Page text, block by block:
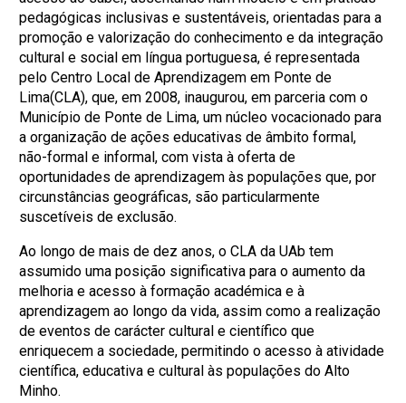
pedagógicas inclusivas e sustentáveis, orientadas para a
promoção e valorização do conhecimento e da integração
cultural e social em língua portuguesa, é representada
pelo Centro Local de Aprendizagem em Ponte de
Lima(CLA), que, em 2008, inaugurou, em parceria com o
Município de Ponte de Lima, um núcleo vocacionado para
a organização de ações educativas de âmbito formal,
não-formal e informal, com vista à oferta de
oportunidades de aprendizagem às populações que, por
circunstâncias geográficas, são particularmente
suscetíveis de exclusão.
Ao longo de mais de dez anos, o CLA da UAb tem
assumido uma posição significativa para o aumento da
melhoria e acesso à formação académica e à
aprendizagem ao longo da vida, assim como a realização
de eventos de carácter cultural e científico que
enriquecem a sociedade, permitindo o acesso à atividade
científica, educativa e cultural às populações do Alto
Minho.